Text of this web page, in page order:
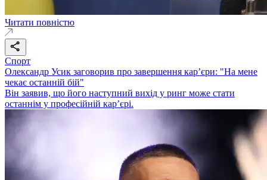
Читати повністю
Спорт
Олександр Усик заговорив про завершення кар’єри: "На мене
чекає останній бій"
Він заявив, що його наступний вихід у ринг може стати
останнім у професійній кар’єрі.